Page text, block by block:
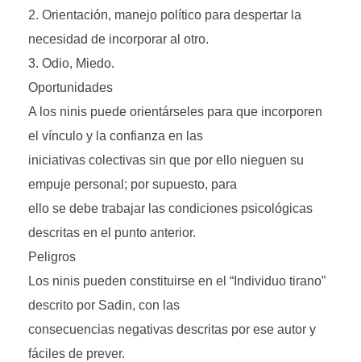
Orientación, manejo político para despertar la
necesidad de incorporar al otro.
Odio, Miedo.
Oportunidades
A los ninis puede orientárseles para que incorporen
el vínculo y la confianza en las
iniciativas colectivas sin que por ello nieguen su
empuje personal; por supuesto, para
ello se debe trabajar las condiciones psicológicas
descritas en el punto anterior.
Peligros
Los ninis pueden constituirse en el “Individuo tirano”
descrito por Sadin, con las
consecuencias negativas descritas por ese autor y
fáciles de prever.